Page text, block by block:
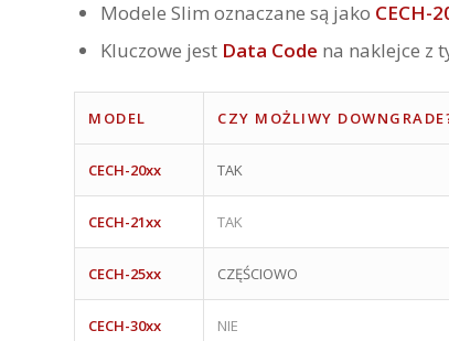
Modele Slim oznaczane są jako CECH-
Kluczowe jest Data Code na naklejce z
MODEL CZY MOŻLIWY
CECH-20xx TAK
CECH-21xx TAK
CECH-25xx CZĘŚCIOWO
CECH-30xx NIE